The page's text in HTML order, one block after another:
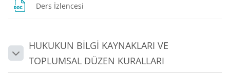
Ders İzlencesi
Daralt
HUKUKUN BİLGİ KAYNAKLARI VE
TOPLUMSAL DÜZEN KURALLARI